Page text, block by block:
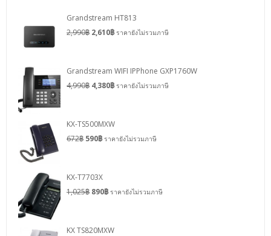
Grandstream HT813
2,990฿ 2,610฿ ราคายังไม่รวมภาษี
Grandstream WIFI IPPhone GXP1760W
4,990฿ 4,380฿ ราคายังไม่รวมภาษี
KX-TS500MXW
672฿ 590฿ ราคายังไม่รวมภาษี
KX-T7703X
1,025฿ 890฿ ราคายังไม่รวมภาษี
KX TS820MXW